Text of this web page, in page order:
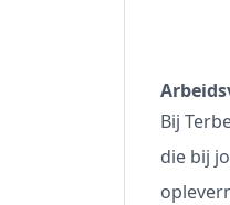
Bij
die bij